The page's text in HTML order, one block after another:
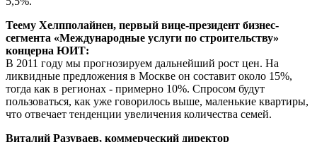
Теему Хелпполайнен, первый вице-президент бизнес-
сегмента «Международные услуги по строительству»
концерна ЮИТ:
В 2011 году мы прогнозируем дальнейший рост цен. На
ликвидные предложения в Москве он составит около 15%,
тогда как в регионах - примерно 10%. Спросом будут
пользоваться, как уже говорилось выше, маленькие квартиры,
что отвечает тенденции увеличения количества семей.
Виталий Разуваев, коммерческий директор